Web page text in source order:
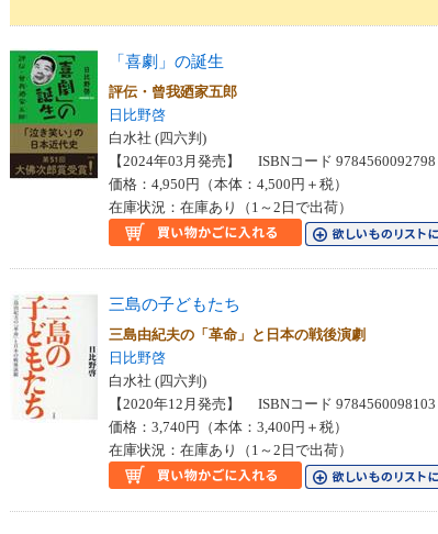
「喜劇」の誕生
評伝・曾我廼家五郎
日比野啓
白水社 (四六判)
【2024年03月発売】 ISBNコード 9784560092798
価格：4,950円（本体：4,500円＋税）
在庫状況：在庫あり（1～2日で出荷）
三島の子どもたち
三島由紀夫の「革命」と日本の戦後演劇
日比野啓
白水社 (四六判)
【2020年12月発売】 ISBNコード 9784560098103
価格：3,740円（本体：3,400円＋税）
在庫状況：在庫あり（1～2日で出荷）